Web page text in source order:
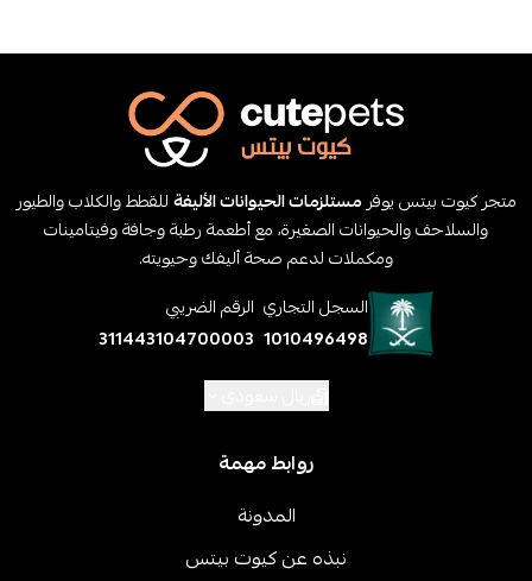
متجر كيوت بيتس يوفر مستلزمات الحيوانات الأليفةللقطط والكلاب والطيور
والسلاحف والحيوانات الصغيرة، مع أطعمة رطبة وجافة وفيتامينات
ومكملات لدعم صحة أليفك وحيويته.
السجل التجاري
1010496498
الرقم الضريبي
311443104700003
روابط مهمة
المدونة
نبذه عن كيوت بيتس